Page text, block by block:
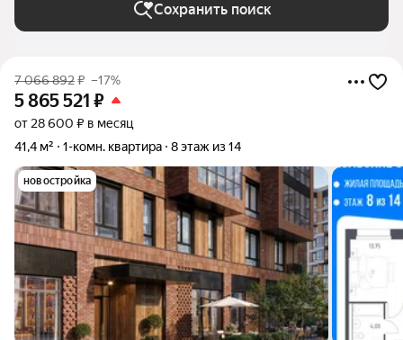
Сохранить поиск
7 066 892₽ –17%
5 865 521 ₽
от 28 600 ₽ в месяц
41,4 м²
1-комн. квартира 8 этаж из 14
новостройка